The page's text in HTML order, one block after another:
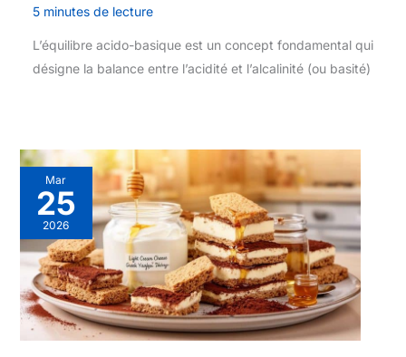
5 minutes de lecture
L’équilibre acido-basique est un concept fondamental qui
désigne la balance entre l’acidité et l’alcalinité (ou basité)
Mar
25
2026